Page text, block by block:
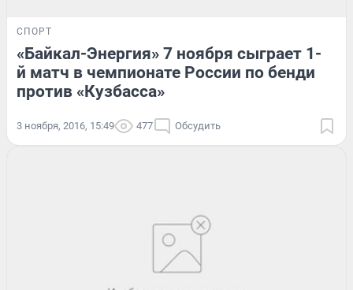
СПОРТ
«Байкал-Энергия» 7 ноября сыграет 1-
й матч в чемпионате России по бенди
против «Кузбасса»
3 ноября, 2016, 15:49 477 Обсудить